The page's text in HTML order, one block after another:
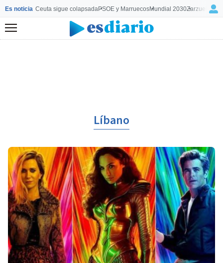
Es noticia Ceuta sigue colapsadaPSOE y MarruecosMundial 2030Zarzuela y
Menú
Líbano